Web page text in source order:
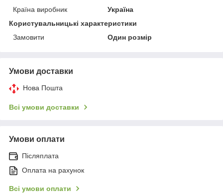
Країна виробник
Україна
Користувальницькі характеристики
Замовити
Один розмір
Умови доставки
Нова Пошта
Всі умови доставки
Умови оплати
Післяплата
Оплата на рахунок
Всі умови оплати